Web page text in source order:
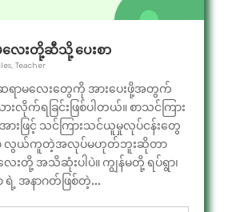
လေးတို့ဆီသို့ ပေးစာ
, Teacher
ရာမလေးတွေကို အားပေးဖို့အတွက်
လိုက်ရခြင်းဖြစ်ပါတယ်။ စာသင်ကြား
အားဖြင့် သင်ကြားသင်ယူမှုလုပ်ငန်းတွေ
ဟာ လွယ်ကူတဲ့အလုပ်မဟုတ်ဘူးဆိုတာ
ေးတို့ အသိဆုံးပါပဲ။ ကျွန်မတို့ ရပ်ရွာ၊
ာ ရဲ့ အနာဂတ်ဖြစ်တဲ့...